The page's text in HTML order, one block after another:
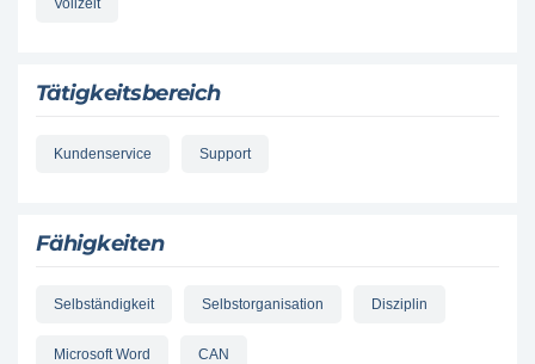
Tätigkeitsbereich
Kundenservice Support
Fähigkeiten
Selbständigkeit Selbstorganisation Disziplin
Microsoft Word CAN